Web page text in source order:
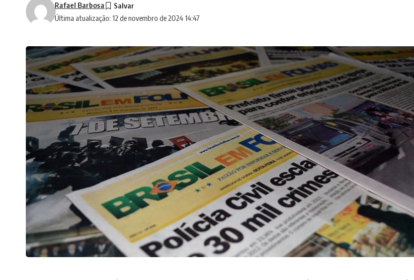
Última atualização: 12 de novembro de 2024 14:47
Rafael Barbosa